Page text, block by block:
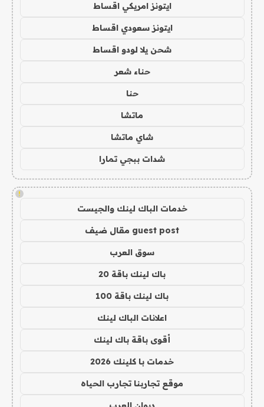
ايتونز امريكي اقساط
ايتونز سعودي اقساط
شحن يلا لودو اقساط
حناء شعر
حنا
ماتشا
شاي ماتشا
شدات ببجي تمارا
!
خدمات الباك لينك والجيست
guest post مقال ضيف
سوق العرب
باك لينك باقة 20
باك لينك باقة 100
اعلانات الباك لينك
أقوى باقة باك لينك
خدمات با كلينك 2026
موقع تجاربنا تجارب الحياه